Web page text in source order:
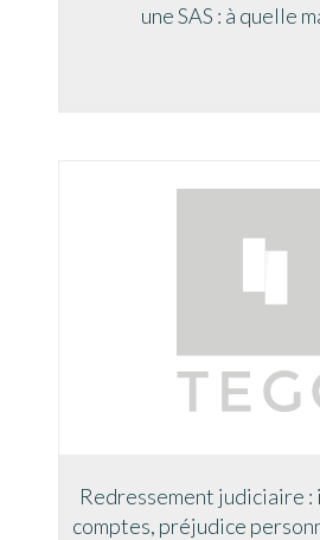
une SAS : à quelle
Redressement judiciaire
comptes, préjudice